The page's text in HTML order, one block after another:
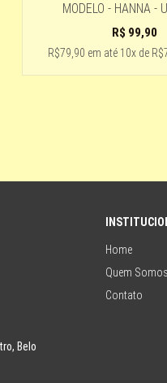
MODELO - HANNA -
R$ 99,90
R$79,90 em até10x de
Belo
Home
Quem Somos
Contato